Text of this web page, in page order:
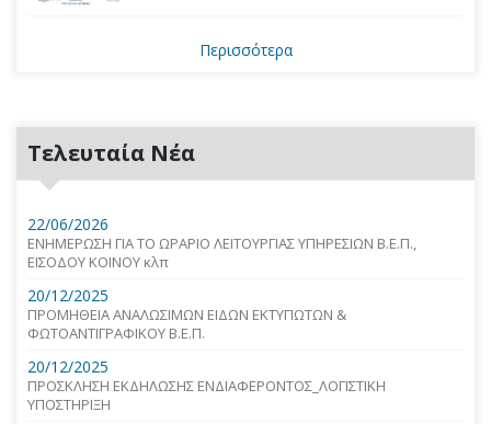
Περισσότερα
Τελευταία Νέα
22/06/2026
ΕΝΗΜΕΡΩΣΗ ΓΙΑ ΤΟ ΩΡΑΡΙΟ ΛΕΙΤΟΥΡΓΙΑΣ ΥΠΗΡΕΣΙΩΝ Β.Ε.Π.,
ΕΙΣΟΔΟΥ ΚΟΙΝΟΥ κλπ
20/12/2025
ΠΡΟΜΗΘΕΙΑ ΑΝΑΛΩΣΙΜΩΝ ΕΙΔΩΝ ΕΚΤΥΠΩΤΩΝ &
ΦΩΤΟΑΝΤΙΓΡΑΦΙΚΟΥ Β.Ε.Π.
20/12/2025
ΠΡΟΣΚΛΗΣΗ ΕΚΔΗΛΩΣΗΣ ΕΝΔΙΑΦΕΡΟΝΤΟΣ_ΛΟΓΙΣΤΙΚΗ
ΥΠΟΣΤΗΡΙΞΗ